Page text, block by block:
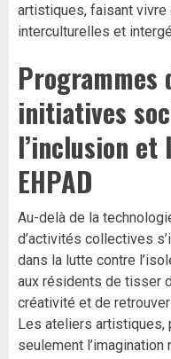
artistiques, faisant
interculturelles et
Programmes
initiatives
l’inclusion
EHPAD
Au-delà de la
d’activités collectives
dans la lutte contre
aux résidents de tisser
créativité et de retrouver
Les ateliers artistiques,
seulement